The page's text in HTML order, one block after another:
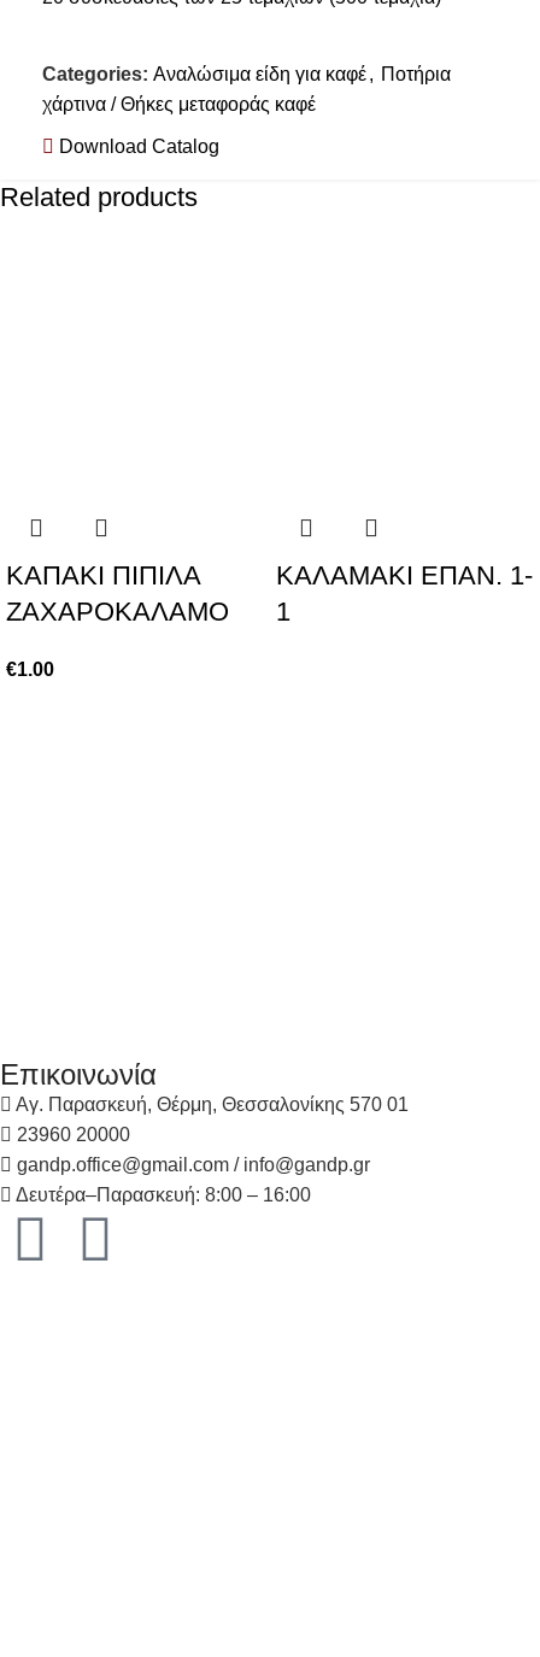
Categories: Αναλώσιμα είδη για καφέ, Ποτήρια
χάρτινα / Θήκες μεταφοράς καφέ
Download Catalog
Related products
KAΠΑΚΙ ΠΙΠΙΛΑ
ΖΑΧΑΡΟΚΑΛΑΜΟ
€1.00
ΚΑΛΑΜΑΚΙ ΕΠΑΝ. 1-
1
Επικοινωνία
Αγ. Παρασκευή, Θέρμη, Θεσσαλονίκης 570 01
23960 20000
gandp.office@gmail.com / info@gandp.gr
Δευτέρα–Παρασκευή: 8:00 – 16:00